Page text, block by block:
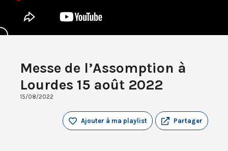
Messe de l’Assomption à
Lourdes 15 août 2022
15/08/2022
Partager
Ajouter à ma playlist